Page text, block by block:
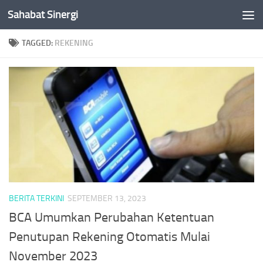
Skip to content
Sahabat Sinergi
TAGGED: REKENING
BERITA TERKINI SEPTEMBER 13, 2023
BCA Umumkan Perubahan Ketentuan
Penutupan Rekening Otomatis Mulai
November 2023